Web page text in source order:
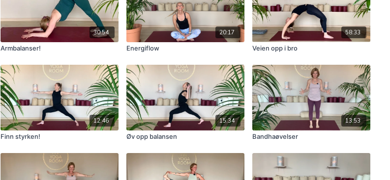
30:54
Armbalanser!
20:17
Energiflow
58:33
Veien opp i bro
12:46
Finn styrken!
15:34
Øv opp balansen
13:53
Bandhaøvelser